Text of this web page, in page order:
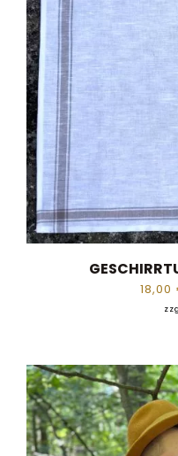
18,00